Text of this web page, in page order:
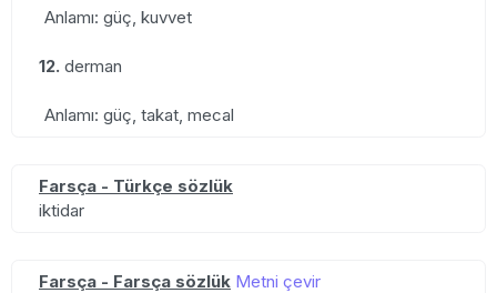
Anlamı: güç, kuvvet
12. derman
Anlamı: güç, takat, mecal
Farsça - Türkçe sözlük
iktidar
Farsça - Farsça sözlük Metni çevir